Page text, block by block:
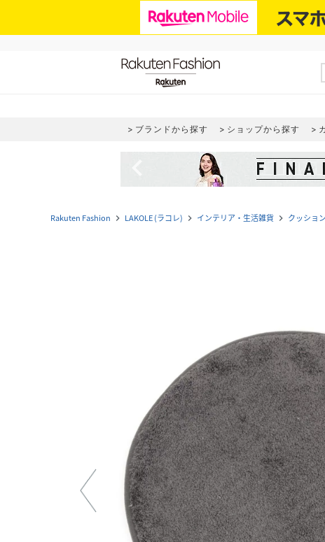
ブランドから探す ショップから探す
Rakuten Fashion navigate_next LAKOLE (ラコレ) navigate_next インテリア・生活雑貨 navigate_next クッショ